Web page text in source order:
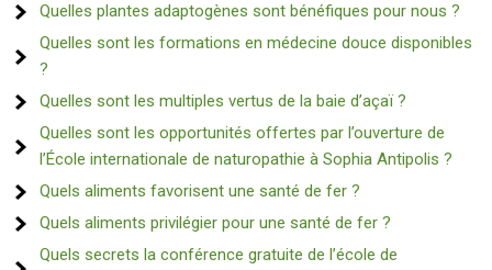
Quelles plantes adaptogènes sont bénéfiques pour nous ?
Quelles sont les formations en médecine douce disponibles
?
Quelles sont les multiples vertus de la baie d’açaï ?
Quelles sont les opportunités offertes par l’ouverture de
l’École internationale de naturopathie à Sophia Antipolis ?
Quels aliments favorisent une santé de fer ?
Quels aliments privilégier pour une santé de fer ?
Quels secrets la conférence gratuite de l’école de